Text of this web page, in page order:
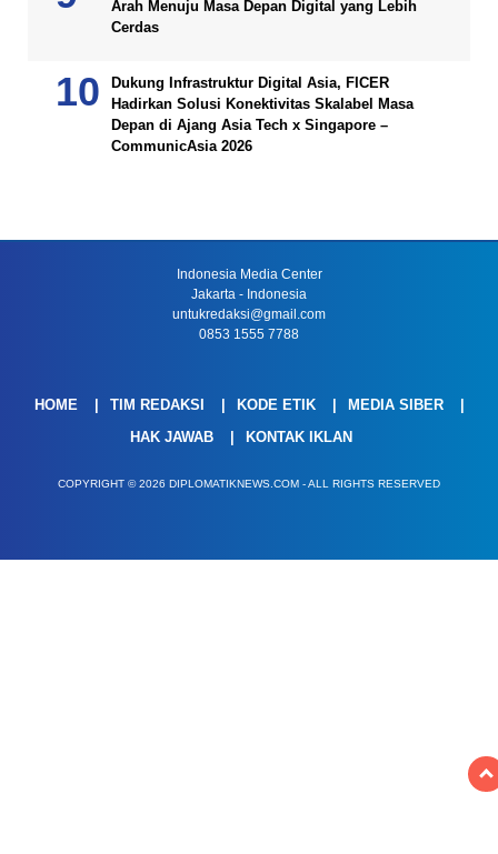
Arah Menuju Masa Depan Digital yang Lebih
Cerdas
Dukung Infrastruktur Digital Asia, FICER
Hadirkan Solusi Konektivitas Skalabel Masa
Depan di Ajang Asia Tech x Singapore –
CommunicAsia 2026
Indonesia Media Center
Jakarta - Indonesia
untukredaksi@gmail.com
0853 1555 7788
HOME TIM REDAKSI KODE ETIK
MEDIA SIBER
HAK JAWAB
KONTAK IKLAN
COPYRIGHT © 2026 DIPLOMATIKNEWS.COM - ALL RIGHTS RESERVED